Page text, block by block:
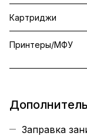
Картриджи
Принтеры/МФУ
Заправка